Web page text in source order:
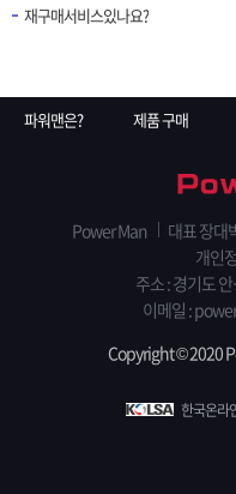
재구매서비스있나요?
파워맨은? 제품 구매
Power Man 대표 장대
개인
주소 : 경기도
이메일 :
Copyright © 2020
한국온라